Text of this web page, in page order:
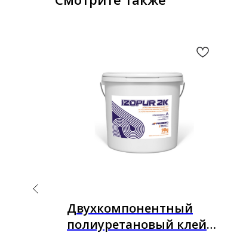
Двухкомпонентный
полиуретановый клей